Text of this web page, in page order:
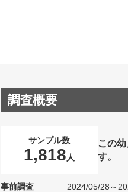
調査概要
サンプル数
1,818 人
この
す。
事前調査
2024/05/28～